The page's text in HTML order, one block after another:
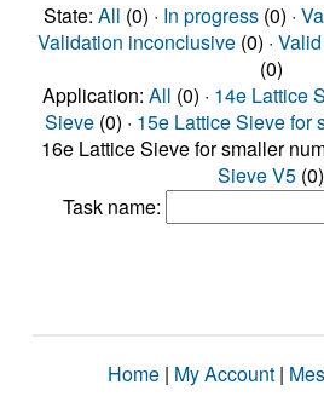
State: All (0) · In progress(0) ·
Validation inconclusive(0) · Valid
(0)
Application: All (0) · 14e Lattice
Sieve (0) · 15e Lattice Sieve for
16e Lattice Sieve for smaller
Sieve V5 (0)
Task name:
Home | My Account |